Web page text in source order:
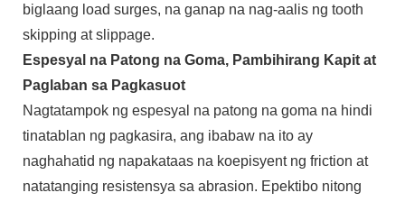
biglaang load surges, na ganap na nag-aalis ng tooth
skipping at slippage.
Espesyal na Patong na Goma, Pambihirang Kapit at
Paglaban sa Pagkasuot
Nagtatampok ng espesyal na patong na goma na hindi
tinatablan ng pagkasira, ang ibabaw na ito ay
naghahatid ng napakataas na koepisyent ng friction at
natatanging resistensya sa abrasion. Epektibo nitong